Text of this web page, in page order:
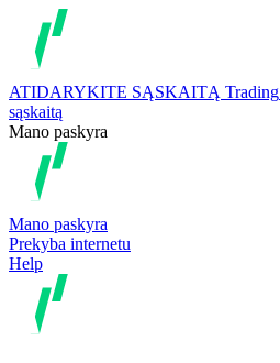
ATIDARYKITE SĄSKAITĄ Trading
sąskaitą
Mano paskyra
Mano paskyra
Prekyba internetu
Help